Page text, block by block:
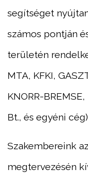
segítséget
számos pontján
területén
MTA, KFKI,
KNORR-
Bt., és egyéni
Szakembereink
megtervezésén